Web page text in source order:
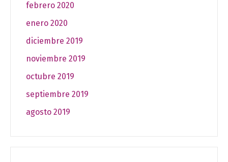
febrero 2020
enero 2020
diciembre 2019
noviembre 2019
octubre 2019
septiembre 2019
agosto 2019